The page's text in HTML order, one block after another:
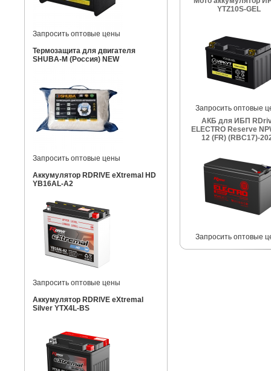
Запросить оптовые цены
Термозащита для двигателя
SHUBA-M (Россия) NEW
Запросить оптовые цены
Аккумулятор RDRIVE eXtremal HD
YB16AL-A2
Запросить оптовые цены
Аккумулятор RDRIVE eXtremal
Silver YTX4L-BS
YTZ10S-GEL
Запросить оптовые
АКБ для ИБП
ELECTRO Reserve
12 (FR) (RBC17)-
Запросить оптовые